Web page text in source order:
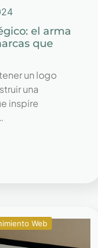
el arma
que
un logo
una
inspire
Web